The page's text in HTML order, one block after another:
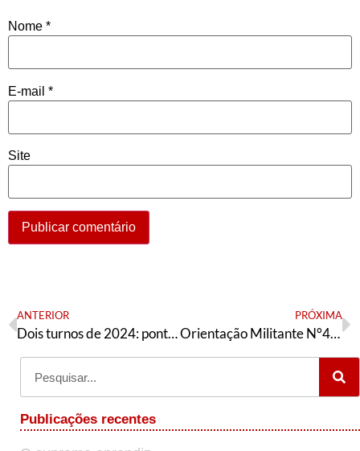
Nome *
E-mail *
Site
ANTERIOR
Dois turnos de 2024: pontos para um balanço
PRÓXIMA
Orientação Militante N°434 (26 de outubro de 2024)
Publicações recentes